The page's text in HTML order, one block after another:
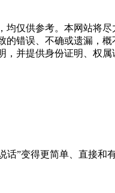
仅供参考。本网站将尽
错误、不确或遗漏，
并提供身份证明、权
”变得更简单、直接和有